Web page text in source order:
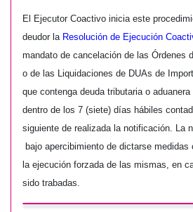
El Ejecutor Coactivo inicia este
deudor la Resolución de Ejecución
mandato de cancelación de las Órdenes
o de las Liquidaciones de DUAs de
que contenga deuda tributaria o
dentro de los 7 (siete) días hábiles
siguiente de realizada la notificación. La
bajo apercibimiento de dictarse
la ejecución forzada de las mismas, en
sido trabadas.